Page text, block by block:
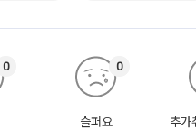
0
슬퍼요
0
추가